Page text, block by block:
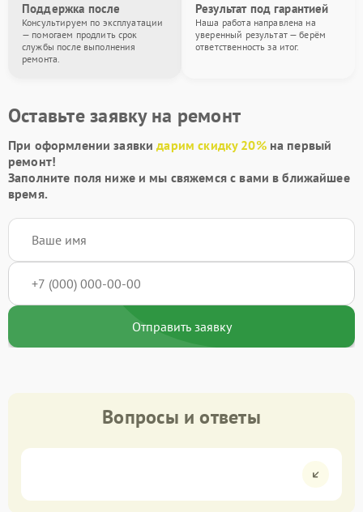
Поддержка после
Консультируем по эксплуатации
— помогаем продлить срок
службы после выполнения
ремонта.
Результат под гарантией
Наша работа направлена на
уверенный результат — берём
ответственность за итог.
Оставьте заявку на ремонт
При оформлении заявкидарим скидку 20%на первый
ремонт!
Заполните поля ниже и мы свяжемся с вами в ближайшее
время.
Отправить заявку
Вопросы и ответы